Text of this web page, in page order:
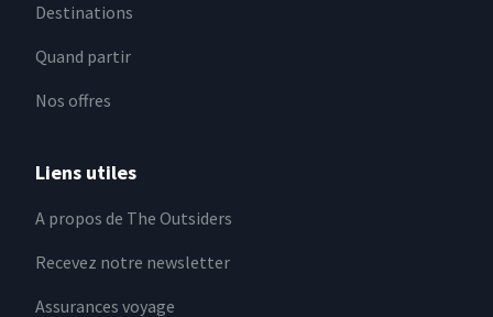
Destinations
Quand partir
Nos offres
Liens utiles
A propos de The Outsiders
Recevez notre newsletter
Assurances voyage